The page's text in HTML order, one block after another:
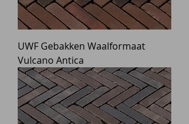
UWF Gebakken Waalformaat
Vulcano Antica